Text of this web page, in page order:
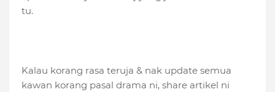
tu.
Kalau korang rasa teruja & nak update semua
kawan korang pasal drama ni, share artikel ni